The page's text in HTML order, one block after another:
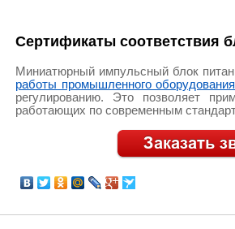
Сертификаты соответствия
Миниатюрный импульсный блок
работы промышленного оборудования
регулированию. Это позволяет
работающих по современным